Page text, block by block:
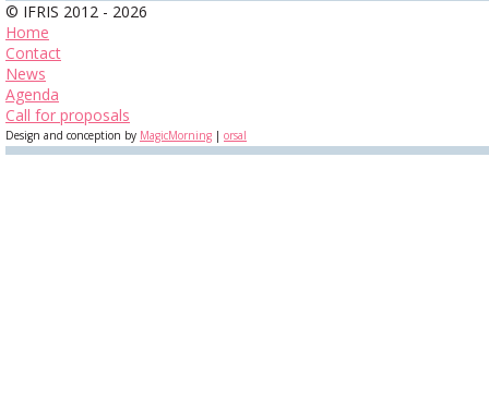
© IFRIS 2012 - 2026
Home
Contact
News
Agenda
Call for proposals
Design and conception by MagicMorning | orsal